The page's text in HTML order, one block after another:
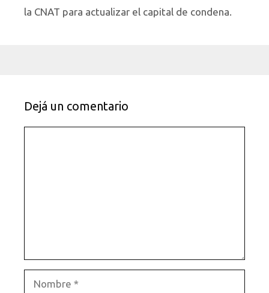
la CNAT para actualizar el capital de condena.
Dejá un comentario